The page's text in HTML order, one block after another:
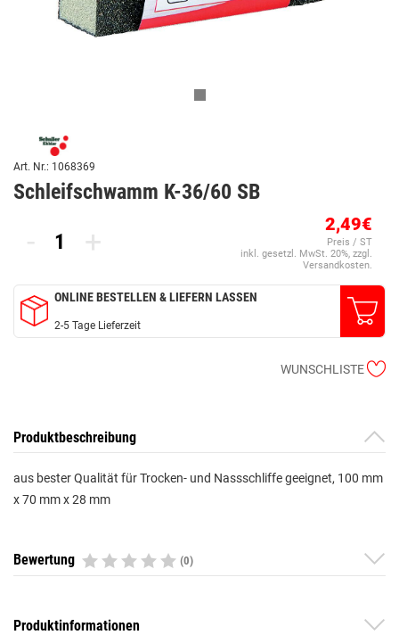
Art. Nr.: 1068369
Schleifschwamm K-36/60 SB
- + 2,49€
Preis / ST
inkl. gesetzl. MwSt. 20%, zzgl.
Versandkosten.
ONLINE BESTELLEN & LIEFERN LASSEN
2-5 Tage Lieferzeit
WUNSCHLISTE
Produktbeschreibung
aus bester Qualität für Trocken- und Nassschliffe geeignet, 100 mm
x 70 mm x 28 mm
Bewertung (0)
Produktinformationen